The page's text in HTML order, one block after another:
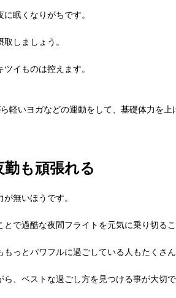
眠くなりがちです。
しましょう。
イものは控えます。
軽いヨガなどの運動をして、基礎体力を上
も頑張れる
無いほうです。
で過酷な夜間フライトを元気に乗り切るこ
っとパワフルに過ごしている人もたくさん
、ベストな過ごし方を見つける事が大切で